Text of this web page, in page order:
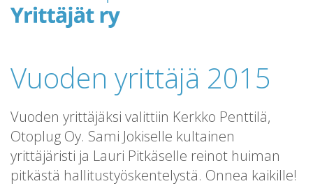
Vuoden yrittäjä 2015
Vuoden yrittäjäksi valittiin Kerkko Penttilä,
Otoplug Oy. Sami Jokiselle kultainen
yrittäjäristi ja Lauri Pitkäselle reinot huiman
pitkästä hallitustyöskentelystä. Onnea kaikille!